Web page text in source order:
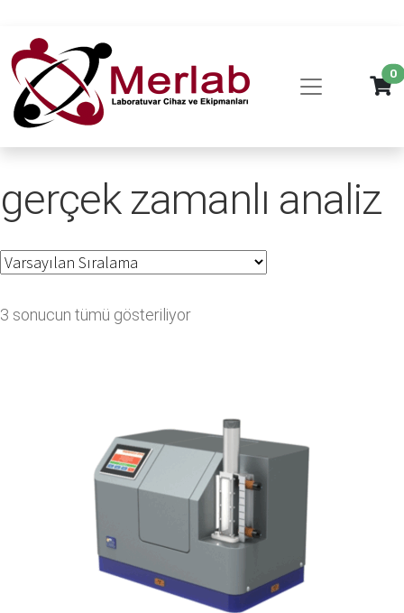
0
gerçek zamanlı analiz
3 sonucun tümü gösteriliyor